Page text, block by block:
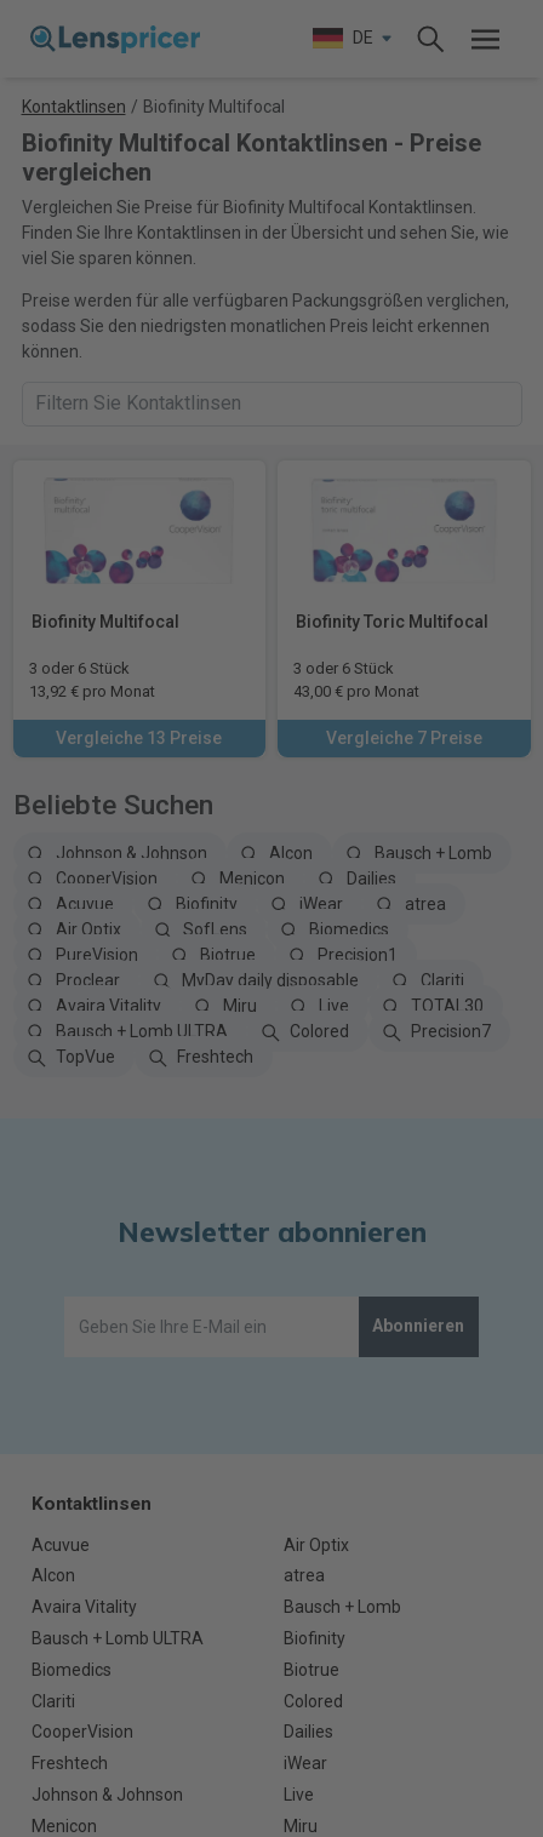
DE
Kontaktlinsen / Biofinity Multifocal
Biofinity Multifocal Kontaktlinsen - Preise
vergleichen
Vergleichen Sie Preise für Biofinity Multifocal Kontaktlinsen.
Finden Sie Ihre Kontaktlinsen in der Übersicht und sehen Sie, wie
viel Sie sparen können.
Preise werden für alle verfügbaren Packungsgrößen verglichen,
sodass Sie den niedrigsten monatlichen Preis leicht erkennen
können.
Biofinity Multifocal
3 oder 6 Stück
13,92 € pro Monat
Vergleiche 13 Preise
Biofinity Toric Multifocal
3 oder 6 Stück
43,00 € pro Monat
Vergleiche 7 Preise
Beliebte Suchen
Johnson & Johnson Alcon
Bausch + Lomb
CooperVision
Menicon
Dailies
Acuvue
Biofinity iWear
atrea
Air Optix
SofLens
Biomedics
PureVision
Biotrue
Precision1
Proclear
MyDay daily disposable
Clariti
Avaira Vitality
Miru Live
TOTAL30
Bausch + Lomb ULTRA
Colored
Precision7
TopVue
Freshtech
Newsletter abonnieren
Abonnieren
Kontaktlinsen
Acuvue
Air Optix
Alcon
atrea
Avaira Vitality
Bausch + Lomb
Bausch + Lomb ULTRA
Biofinity
Biomedics
Biotrue
Clariti
Colored
CooperVision
Dailies
Freshtech
iWear
Johnson & Johnson
Live
Menicon
Miru